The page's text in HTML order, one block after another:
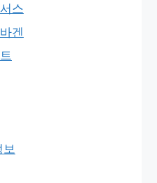
스
겐
보